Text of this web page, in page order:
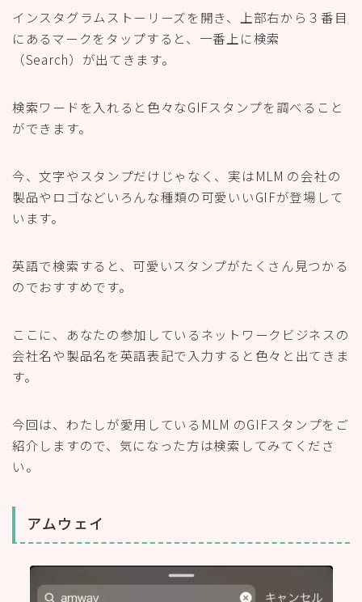
インスタグラムストーリーズを開き、上部右から３番目
にあるマークをタップすると、一番上に検索
（Search）が出てきます。
検索ワードを入れると色々なGIFスタンプを調べること
ができます。
今、文字やスタンプだけじゃなく、実はMLM の会社の
製品やロゴなどいろんな種類の可愛いいGIFが登場して
います。
英語で検索すると、可愛いスタンプがたくさん見つかる
のでおすすめです。
ここに、あなたの参加しているネットワークビジネスの
会社名や製品名を英語表記で入力すると色々と出てきま
す。
今回は、わたしが愛用しているMLM のGIFスタンプをご
紹介しますので、気になった方は検索してみてくださ
い。
アムウェイ